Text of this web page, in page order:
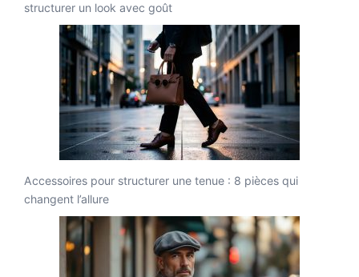
structurer un look avec goût
Accessoires pour structurer une tenue : 8 pièces qui
changent l’allure